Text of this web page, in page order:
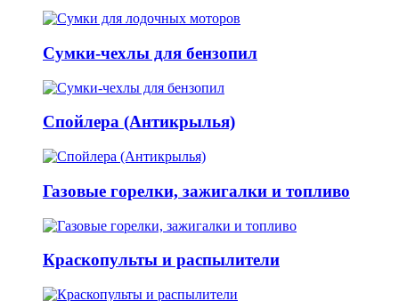
Сумки-чехлы для бензопил
Спойлера (Антикрылья)
Газовые горелки, зажигалки и топливо
Краскопульты и распылители